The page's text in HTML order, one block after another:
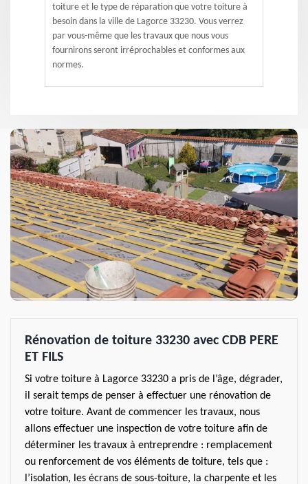
toiture et le type de réparation que votre toiture à
besoin dans la ville de Lagorce 33230. Vous verrez
par vous-même que les travaux que nous vous
fournirons seront irréprochables et conformes aux
normes.
Rénovation de toiture 33230 avec CDB PERE
ET FILS
Si votre toiture à Lagorce 33230 a pris de l’âge, dégrader,
il serait temps de penser à effectuer une rénovation de
votre toiture. Avant de commencer les travaux, nous
allons effectuer une inspection de votre toiture afin de
déterminer les travaux à entreprendre : remplacement
ou renforcement de vos éléments de toiture, tels que :
l’isolation, les écrans de sous-toiture, la charpente et les